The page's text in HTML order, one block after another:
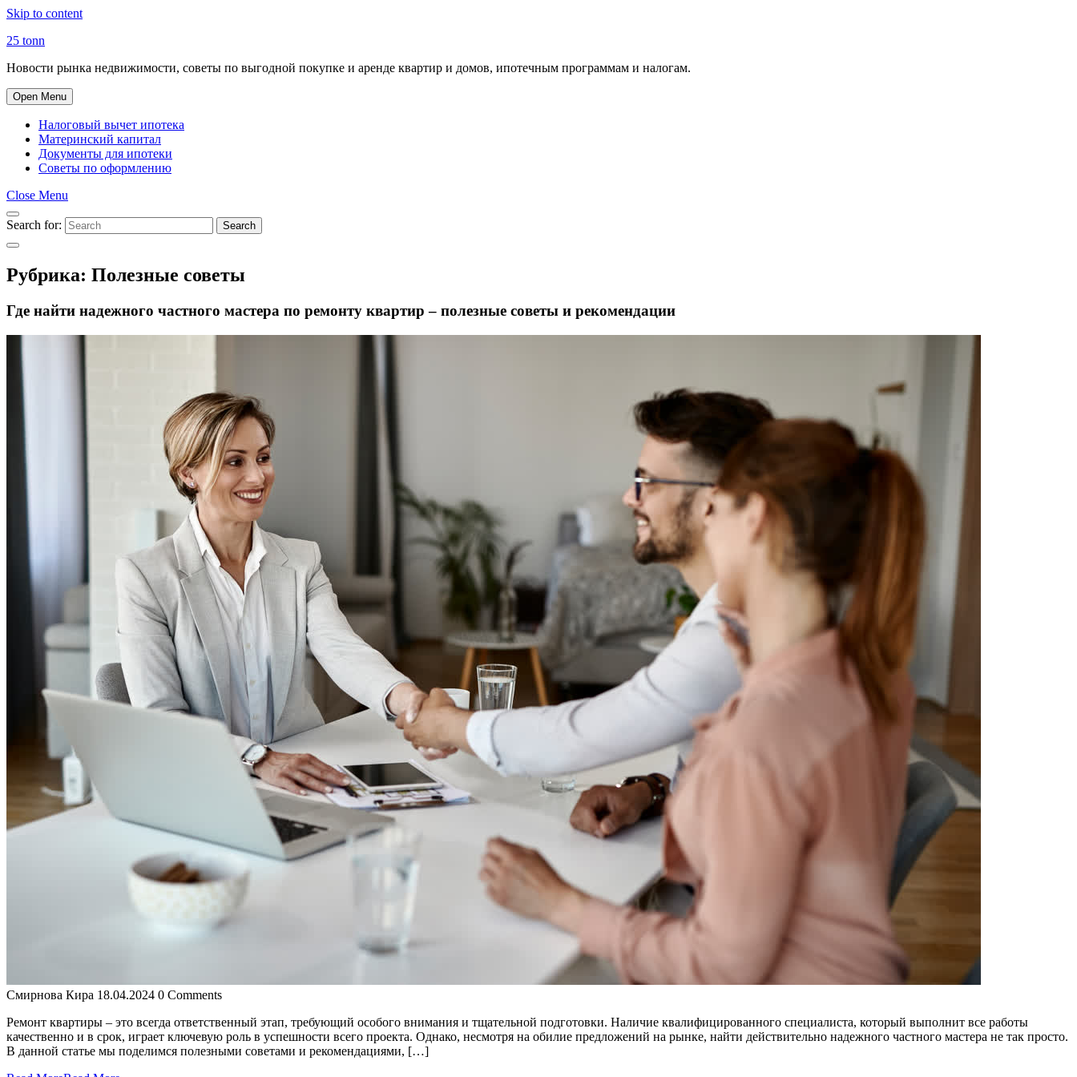
Skip to content
25 tonn
Новости рынка недвижимости, советы по выгодной покупке и аренде квартир и домов, ипотечным программам и налогам.
Open Menu
Налоговый вычет ипотека
Материнский капитал
Документы для ипотеки
Советы по оформлению
Close Menu
Search for: Search
Рубрика: Полезные советы
Где найти надежного частного мастера по ремонту квартир – полезные советы и рекомендации
Смирнова Кира 18.04.2024 0 Comments
Ремонт квартиры – это всегда ответственный этап, требующий особого внимания и тщательной подготовки. Наличие квалифицированного специалиста, который выполнит все работы
качественно и в срок, играет ключевую роль в успешности всего проекта. Однако, несмотря на обилие предложений на рынке, найти действительно надежного частного мастера не так просто.
В данной статье мы поделимся полезными советами и рекомендациями, […]